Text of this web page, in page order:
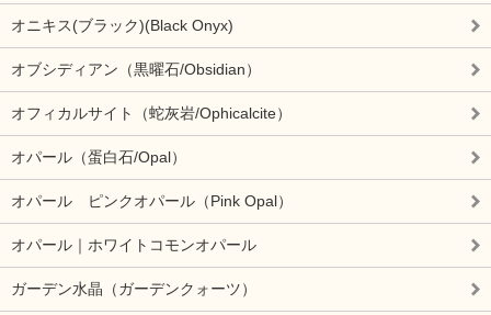
オニキス(ブラック)(Black Onyx)
オブシディアン（黒曜石/Obsidian）
オフィカルサイト（蛇灰岩/Ophicalcite）
オパール（蛋白石/Opal）
オパール ピンクオパール（Pink Opal）
オパール｜ホワイトコモンオパール
ガーデン水晶（ガーデンクォーツ）